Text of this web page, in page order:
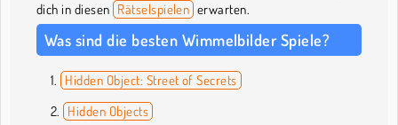
dich in diesen Rätselspielen erwarten.
Was sind die besten Wimmelbilder Spiele?
Hidden Object: Street of Secrets
Hidden Objects